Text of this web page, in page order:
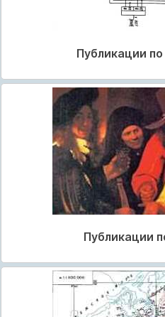
Публикации
Публикации